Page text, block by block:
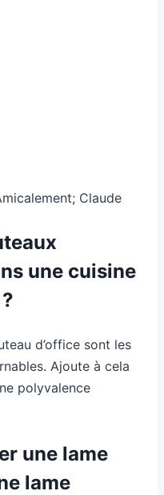
Claude
une cuisine
d’office sont les
Ajoute à cela
polyvalence
une lame
lame